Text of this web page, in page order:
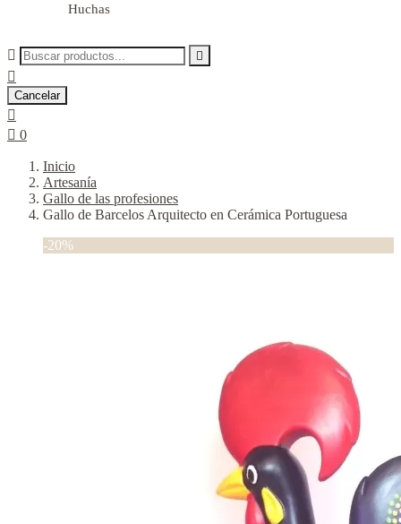
Huchas
 

Cancelar

 0
Inicio
Artesanía
Gallo de las profesiones
Gallo de Barcelos Arquitecto en Cerámica Portuguesa
-20%